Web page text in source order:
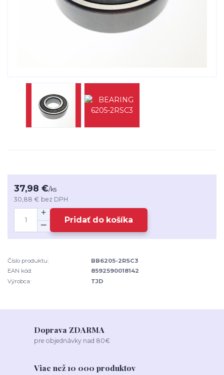
37,98 €/ks
30,88 € bez DPH
Pridať do košíka
Číslo produktu:
BB6205-2RSC3
EAN kód:
8592590018142
Výrobca:
TJD
Doprava ZDARMA
pre objednávky nad 80€
Viac než 10 000 produktov